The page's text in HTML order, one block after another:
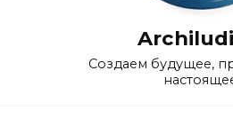
Создаем будущее,